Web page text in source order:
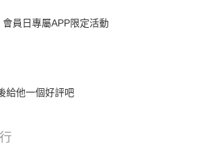
會員日專屬APP限定活動
給他一個好評吧